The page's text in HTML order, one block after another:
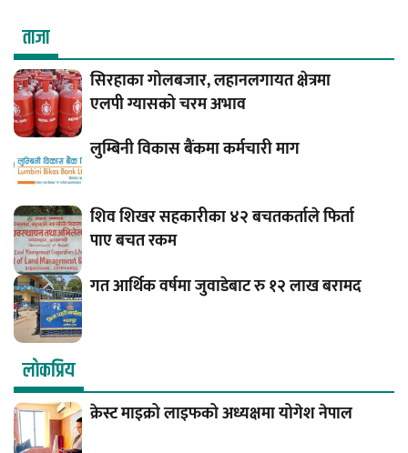
ताजा
सिरहाका गोलबजार, लहानलगायत क्षेत्रमा
एलपी ग्यासको चरम अभाव
लुम्बिनी विकास बैंकमा कर्मचारी माग
शिव शिखर सहकारीका ४२ बचतकर्ताले फिर्ता
पाए बचत रकम
गत आर्थिक वर्षमा जुवाडेबाट रु १२ लाख बरामद
लाेकप्रिय
क्रेस्ट माइक्रो लाइफको अध्यक्षमा योगेश नेपाल